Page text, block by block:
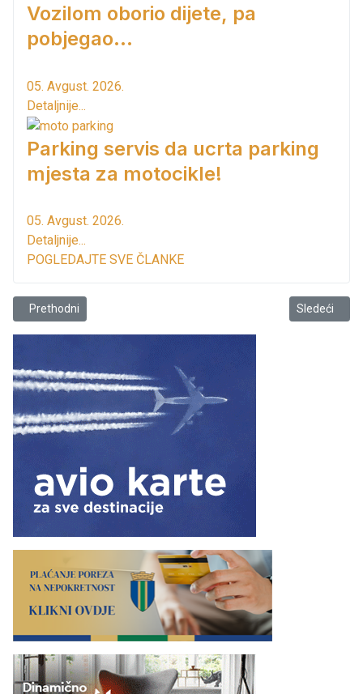
Vozilom oborio dijete, pa
pobjegao...
05. Avgust. 2026.
Detaljnije...
Parking servis da ucrta parking
mjesta za motocikle!
05. Avgust. 2026.
Detaljnije...
POGLEDAJTE SVE ČLANKE
Prethodni članak: Habanera oduševila Barane i novogodišnjim
Prethodni Sledeći
Sledeći